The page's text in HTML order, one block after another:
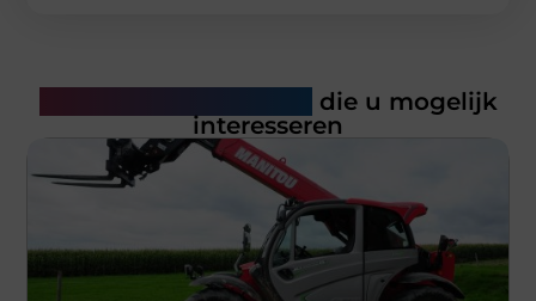
die u mogelijk
interesseren